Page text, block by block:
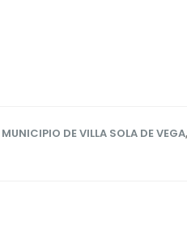
MUNICIPIO DE VILLA SOLA DE VEGA,